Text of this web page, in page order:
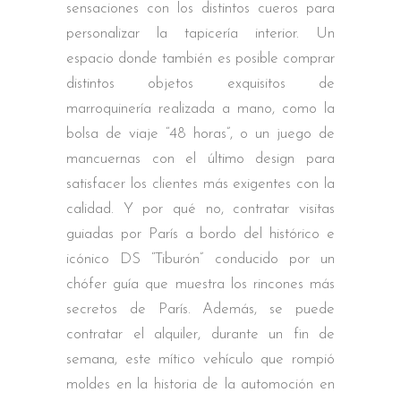
sensaciones con los distintos cueros para
personalizar la tapicería interior. Un
espacio donde también es posible comprar
distintos objetos exquisitos de
marroquinería realizada a mano, como la
bolsa de viaje “48 horas”, o un juego de
mancuernas con el último design para
satisfacer los clientes más exigentes con la
calidad. Y por qué no, contratar visitas
guiadas por París a bordo del histórico e
icónico DS “Tiburón” conducido por un
chófer guía que muestra los rincones más
secretos de París. Además, se puede
contratar el alquiler, durante un fin de
semana, este mítico vehículo que rompió
moldes en la historia de la automoción en